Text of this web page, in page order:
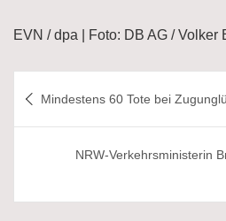
EVN / dpa | Foto: DB AG / Volker
Mindestens 60 Tote bei
NRW-Verkehrsministerin